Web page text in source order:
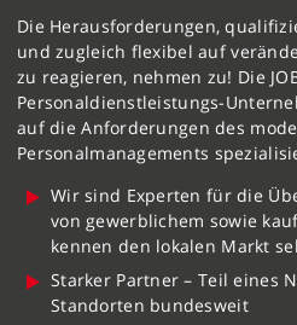
Die Herausforderungen,
und zugleich flexibel auf
zu reagieren, nehmen zu! Die
Personaldienstleistungs-
auf die Anforderungen des
Personalmanagements
Wir sind Experten für die
von gewerblichem sowie
kennen den lokalen Markt
Starker Partner – Teil eines
Standorten bundesweit